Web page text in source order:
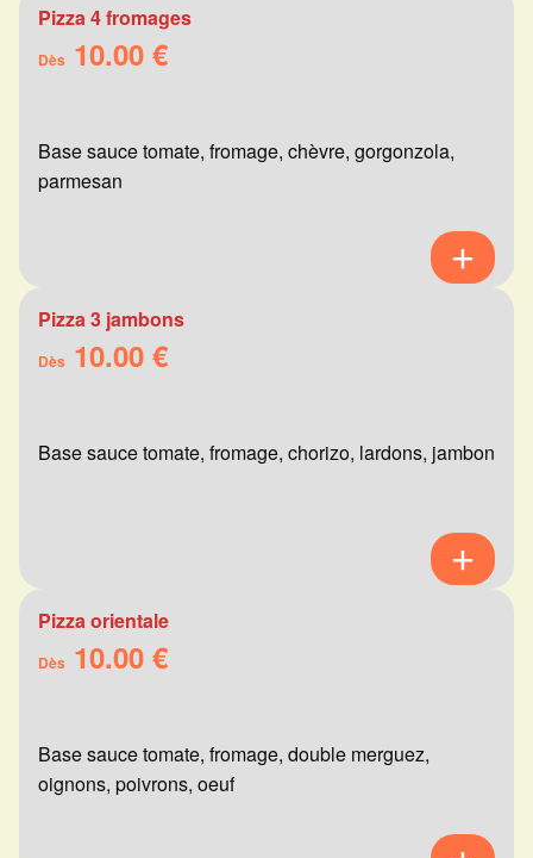
Pizza 4 fromages
Dès 10.00 €
Base sauce tomate, fromage, chèvre, gorgonzola,
parmesan
Pizza 3 jambons
Dès 10.00 €
Base sauce tomate, fromage, chorizo, lardons, jambon
Pizza orientale
Dès 10.00 €
Base sauce tomate, fromage, double merguez,
oignons, poivrons, oeuf